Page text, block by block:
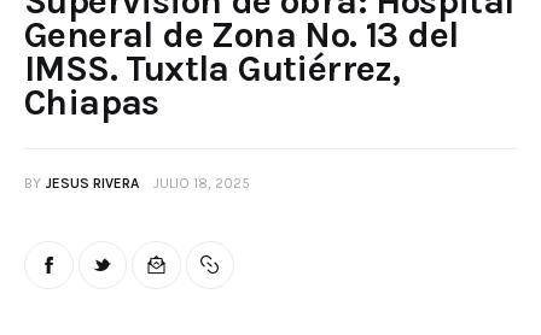
General de Zona No. 13 del
IMSS. Tuxtla Gutiérrez,
Chiapas
BY JESUS RIVERA JULIO 18, 2025